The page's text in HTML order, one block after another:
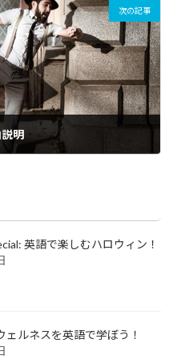
次の記事
明
英語で楽しむハロウィン！
ェルネスを英語で学ぼう！